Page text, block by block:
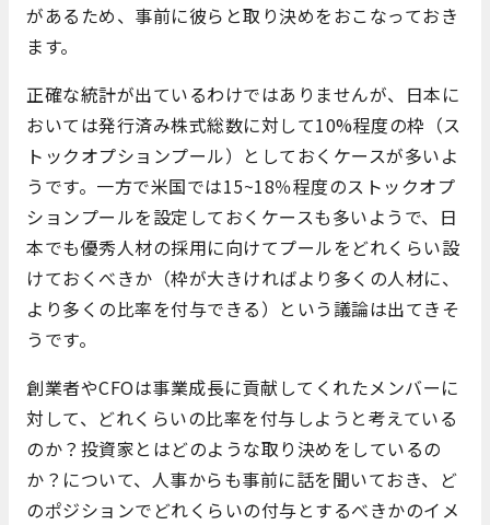
があるため、事前に彼らと取り決めをおこなっておき
ます。
正確な統計が出ているわけではありませんが、日本に
おいては発行済み株式総数に対して10%程度の枠（ス
トックオプションプール）としておくケースが多いよ
うです。一方で米国では15~18％程度のストックオプ
ションプールを設定しておくケースも多いようで、日
本でも優秀人材の採用に向けてプールをどれくらい設
けておくべきか（枠が大きければより多くの人材に、
より多くの比率を付与できる）という議論は出てきそ
うです。
創業者やCFOは事業成長に貢献してくれたメンバーに
対して、どれくらいの比率を付与しようと考えている
のか？投資家とはどのような取り決めをしているの
か？について、人事からも事前に話を聞いておき、ど
のポジションでどれくらいの付与とするべきかのイメ